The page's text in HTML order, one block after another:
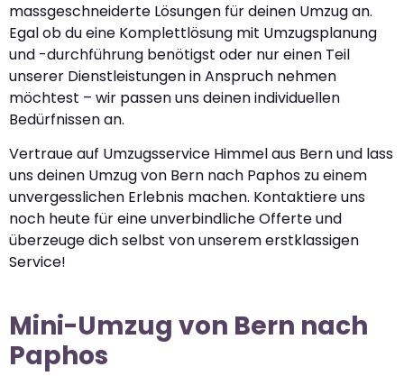
massgeschneiderte Lösungen für deinen Umzug an.
Egal ob du eine Komplettlösung mit Umzugsplanung
und -durchführung benötigst oder nur einen Teil
unserer Dienstleistungen in Anspruch nehmen
möchtest – wir passen uns deinen individuellen
Bedürfnissen an.
Vertraue auf Umzugsservice Himmel aus Bern und lass
uns deinen Umzug von Bern nach Paphos zu einem
unvergesslichen Erlebnis machen. Kontaktiere uns
noch heute für eine unverbindliche Offerte und
überzeuge dich selbst von unserem erstklassigen
Service!
Mini-Umzug von Bern nach
Paphos